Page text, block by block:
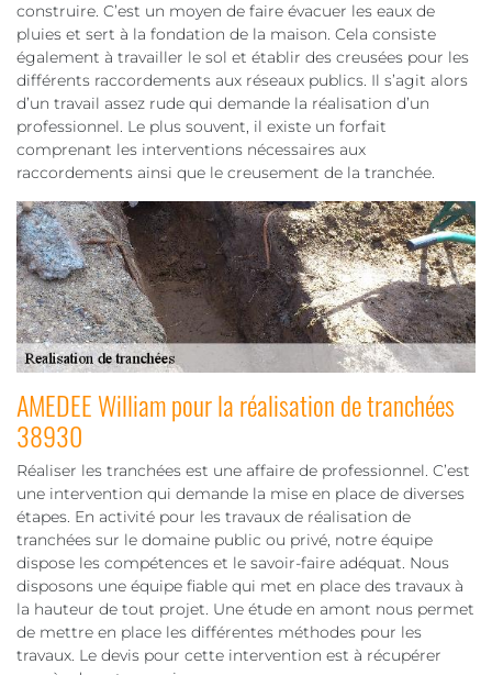
construire. C’est un moyen de faire évacuer les eaux de
pluies et sert à la fondation de la maison. Cela consiste
également à travailler le sol et établir des creusées pour les
différents raccordements aux réseaux publics. Il s’agit alors
d’un travail assez rude qui demande la réalisation d’un
professionnel. Le plus souvent, il existe un forfait
comprenant les interventions nécessaires aux
raccordements ainsi que le creusement de la tranchée.
AMEDEE William pour la réalisation de tranchées
38930
Réaliser les tranchées est une affaire de professionnel. C’est
une intervention qui demande la mise en place de diverses
étapes. En activité pour les travaux de réalisation de
tranchées sur le domaine public ou privé, notre équipe
dispose les compétences et le savoir-faire adéquat. Nous
disposons une équipe fiable qui met en place des travaux à
la hauteur de tout projet. Une étude en amont nous permet
de mettre en place les différentes méthodes pour les
travaux. Le devis pour cette intervention est à récupérer